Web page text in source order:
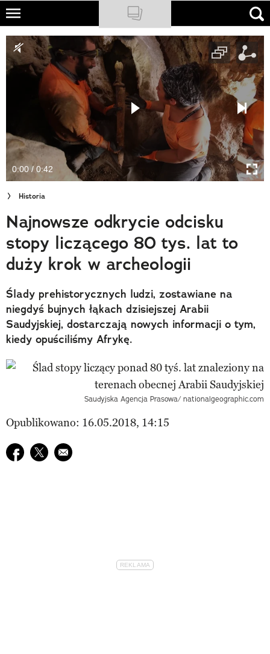
Skip
main
content
NATIONAL GEOGRAPHIC
TRAVELER
PODCASTY
Newsletter
Cuda Polski
Wielki Konkurs Fotograficzny
Trendbook Podróżniczy
Polecane
0:00 / 0:42
Historia
Najnowsze odkrycie odcisku
stopy liczącego 80 tys. lat to
duży krok w archeologii
Ślady prehistorycznych ludzi, zostawiane na
niegdyś bujnych łąkach dzisiejszej Arabii
Saudyjskiej, dostarczają nowych informacji o tym,
kiedy opuściliśmy Afrykę.
Saudyjska Agencja Prasowa/ nationalgeographic.com
Opublikowano: 16.05.2018, 14:15
Udostępnij na facebook
Udostępnij na twitter
E-mail do przyjaciela